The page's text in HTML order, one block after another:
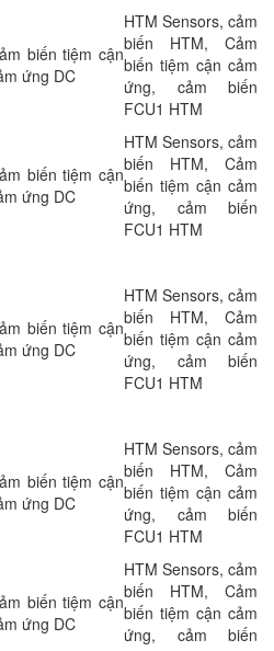
biến tiệm cận
ứng DC
HTM Sensors, cảm
biến HTM, Cảm
biến tiệm cận cảm
ứng, cảm biến
FCU1 HTM
biến tiệm cận
ứng DC
HTM Sensors, cảm
biến HTM, Cảm
biến tiệm cận cảm
ứng, cảm biến
FCU1 HTM
biến tiệm cận
ứng DC
HTM Sensors, cảm
biến HTM, Cảm
biến tiệm cận cảm
ứng, cảm biến
FCU1 HTM
biến tiệm cận
ứng DC
HTM Sensors, cảm
biến HTM, Cảm
biến tiệm cận cảm
ứng, cảm biến
FCU1 HTM
biến tiệm cận
ứng DC
HTM Sensors, cảm
biến HTM, Cảm
biến tiệm cận cảm
ứng, cảm biến